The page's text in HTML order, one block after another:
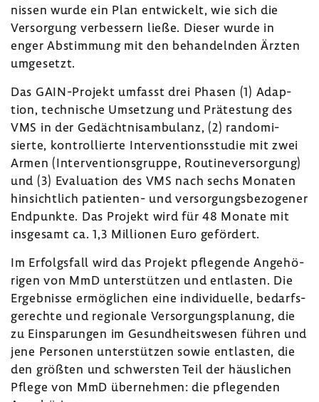
nissen wurde ein Plan entwi­ckelt, wie sich die
Versor­gung verbes­sern ließe. Dieser wurde in
enger Abstim­mung mit den behan­delnden Ärzten
umge­setzt.
Das GAIN-​Projekt umfasst drei Phasen (1) Adap­
tion, tech­ni­sche Umset­zung und Prätes­tung des
VMS in der Gedächt­ni­sam­bu­lanz, (2) rando­mi­
sierte, kontrol­lierte Inter­ven­ti­ons­studie mit zwei
Armen (Inter­ven­ti­ons­gruppe, Routi­ne­ver­sor­gung)
und (3) Evalua­tion des VMS nach sechs Monaten
hinsicht­lich patienten-​ und versor­gungs­be­zo­gener
Endpunkte. Das Projekt wird für 48 Monate mit
insge­samt ca. 1,3 Millionen Euro geför­dert.
Im Erfolgs­fall wird das Projekt pfle­gende Ange­hö­
rigen von MmD unter­stützen und entlasten. Die
Ergeb­nisse ermög­li­chen eine indi­vi­du­elle, bedarfs­
ge­rechte und regio­nale Versor­gungs­pla­nung, die
zu Einspa­rungen im Gesund­heits­wesen führen und
jene Personen unter­stützen sowie entlasten, die
den größten und schwersten Teil der häus­li­chen
Pflege von MmD über­nehmen: die pfle­genden